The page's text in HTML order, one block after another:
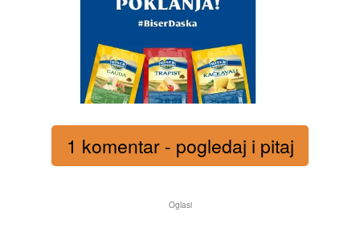
1 komentar - pogledaj i pitaj
Oglasi